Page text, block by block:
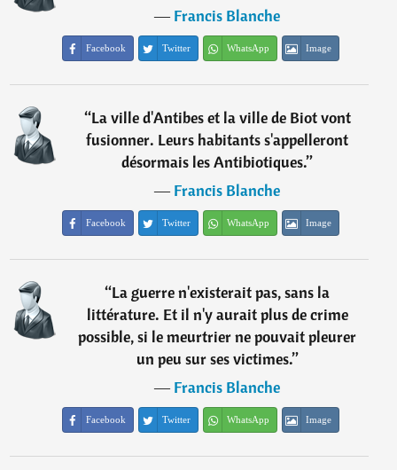
―Francis Blanche
Facebook Twitter WhatsApp Image
“La ville d'Antibes et la ville de Biot vont
fusionner. Leurs habitants s'appelleront
désormais les Antibiotiques.”
―Francis Blanche
Facebook Twitter WhatsApp Image
“La guerre n'existerait pas, sans la
littérature. Et il n'y aurait plus de crime
possible, si le meurtrier ne pouvait pleurer
un peu sur ses victimes.”
―Francis Blanche
Facebook Twitter WhatsApp Image